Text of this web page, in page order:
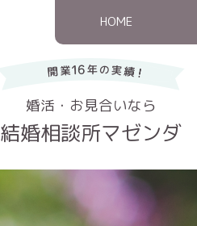
HOME
婚活・お見合いなら
結婚相談所マゼンダ